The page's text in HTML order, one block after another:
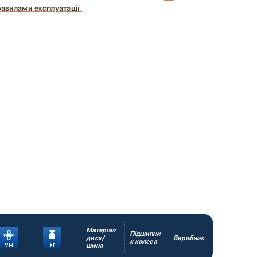
експлуатації.
Матеріал
диск/
шина
Підшипни
к колеса
Виробник